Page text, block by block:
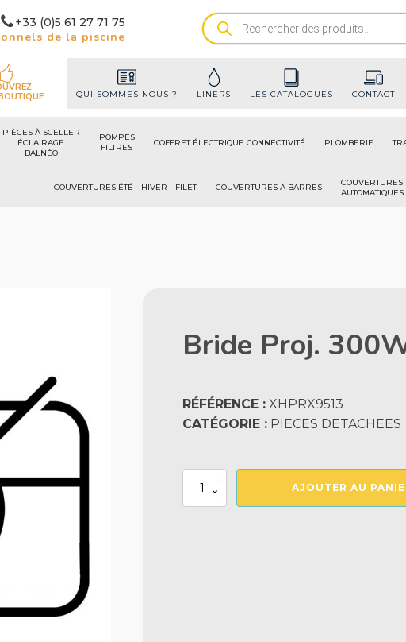
+33 (0)5 61 27 71 75
de la piscine
Recherche
de
QUI SOMMES NOUS ? LINERS LES CATALOGUES CONTACT
PIÈCES À SCELLER
ÉCLAIRAGE
BALNÉO
POMPES
FILTRES
COFFRET ÉLECTRIQUE CONNECTIVITÉ PLOMBERIE
COUVERTURES ÉTÉ - HIVER - FILET COUVERTURES À BARRES
COUVERTURES
AUTOMATIQUES
Bride Proj.
RÉFÉRENCE : XHPRX9513
CATÉGORIE : PIECES DETACHEES
quantité
AJOUTER AU